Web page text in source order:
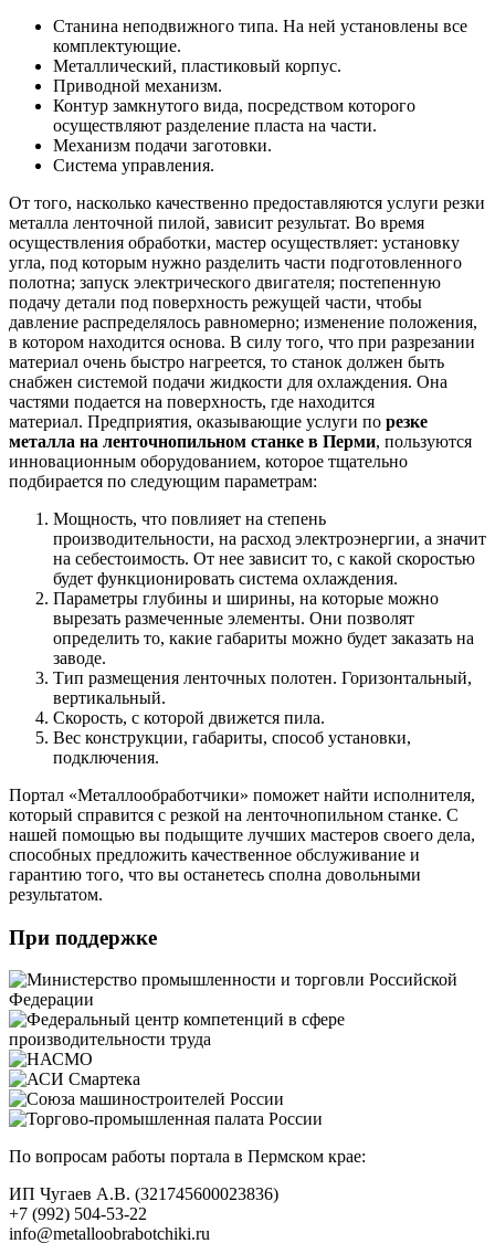
Станина неподвижного типа. На ней установлены все
комплектующие.
Металлический, пластиковый корпус.
Приводной механизм.
Контур замкнутого вида, посредством которого
осуществляют разделение пласта на части.
Механизм подачи заготовки.
Система управления.
От того, насколько качественно предоставляются услуги резки
металла ленточной пилой, зависит результат. Во время
осуществления обработки, мастер осуществляет: установку
угла, под которым нужно разделить части подготовленного
полотна; запуск электрического двигателя; постепенную
подачу детали под поверхность режущей части, чтобы
давление распределялось равномерно; изменение положения,
в котором находится основа. В силу того, что при разрезании
материал очень быстро нагреется, то станок должен быть
снабжен системой подачи жидкости для охлаждения. Она
частями подается на поверхность, где находится
материал. Предприятия, оказывающие услуги по резке
металла на ленточнопильном станке в Перми, пользуются
инновационным оборудованием, которое тщательно
подбирается по следующим параметрам:
Мощность, что повлияет на степень
производительности, на расход электроэнергии, а значит
на себестоимость. От нее зависит то, с какой скоростью
будет функционировать система охлаждения.
Параметры глубины и ширины, на которые можно
вырезать размеченные элементы. Они позволят
определить то, какие габариты можно будет заказать на
заводе.
Тип размещения ленточных полотен. Горизонтальный,
вертикальный.
Скорость, с которой движется пила.
Вес конструкции, габариты, способ установки,
подключения.
Портал «Металлообработчики» поможет найти исполнителя,
который справится с резкой на ленточнопильном станке. С
нашей помощью вы подыщите лучших мастеров своего дела,
способных предложить качественное обслуживание и
гарантию того, что вы останетесь сполна довольными
результатом.
При поддержке
По вопросам работы портала в Пермском крае:
ИП Чугаев А.В. (321745600023836)
+7 (992) 504-53-22
info@metalloobrabotchiki.ru